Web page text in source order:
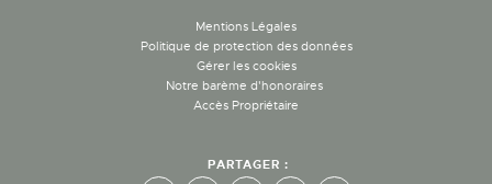
Mentions Légales
Politique de protection des données
Gérer les cookies
Notre barème d'honoraires
Accès Propriétaire
PARTAGER :